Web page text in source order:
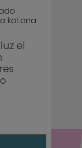
katana
el